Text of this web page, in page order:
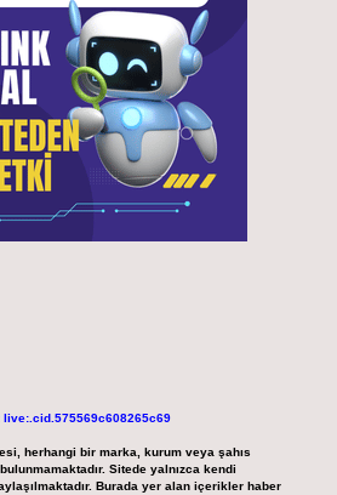
live:.cid.575569c608265c69
herhangi bir marka, kurum veya şahıs
Sitede yalnızca kendi
Burada yer alan içerikler haber